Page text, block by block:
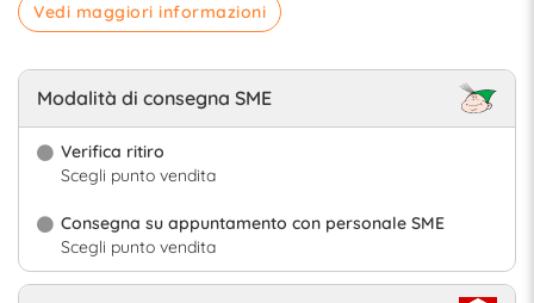
Vedi maggiori informazioni
Modalità di consegna SME
Verifica ritiro
Scegli punto vendita
Consegna su appuntamento con personale SME
Scegli punto vendita